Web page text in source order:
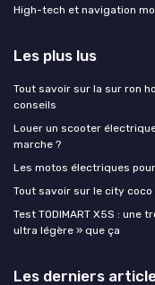
High-tech et navigation
Les plus lus
Tout savoir sur la sur ron
conseils
Louer un scooter
marche ?
Les motos électriques
Tout savoir sur le city
Test TODIMART X5S :
ultra légère » que ça
Les derniers